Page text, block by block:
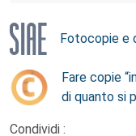
Fotocopie e
Fare copie
di quanto si
Condividi :